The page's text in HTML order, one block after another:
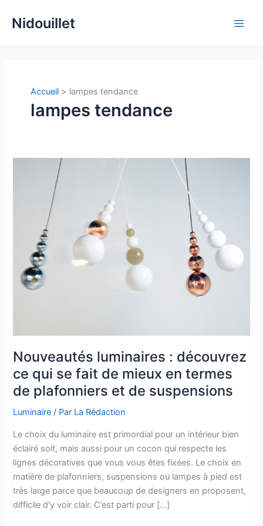
Nidouillet
Accueil lampes tendance
lampes tendance
Nouveautés luminaires : découvrez
ce qui se fait de mieux en termes
de plafonniers et de suspensions
Luminaire / Par La Rédaction
Le choix du luminaire est primordial pour un intérieur bien
éclairé soit, mais aussi pour un cocon qui respecte les
lignes décoratives que vous vous êtes fixées. Le choix en
matière de plafonniers, suspensions ou lampes à pied est
très large parce que beaucoup de designers en proposent,
difficile d’y voir clair. C’est parti pour […]